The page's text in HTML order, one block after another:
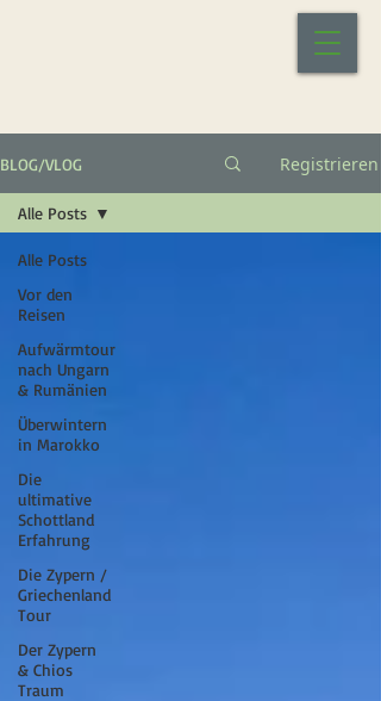
BLOG/VLOG Registrieren
Alle Posts
Vor den
Reisen
Aufwärmtour
nach Ungarn
& Rumänien
Überwintern
in Marokko
Die
ultimative
Schottland
Erfahrung
Die Zypern /
Griechenland
Tour
Der Zypern
& Chios
Traum
Alle Posts